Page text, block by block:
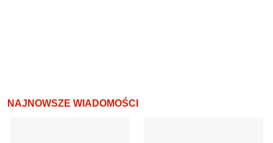
NAJNOWSZE WIADOMOŚCI